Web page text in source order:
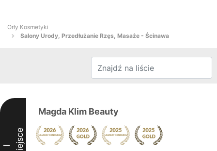
Orły Kosmetyki
Salony Urody, Przedłużanie Rzęs, Masaże - Ścinawa
I Miejsce
Magda Klim Beauty